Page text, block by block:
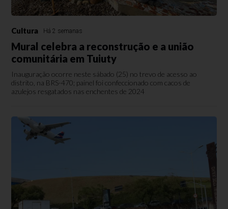
Cultura Há 2 semanas
Mural celebra a reconstrução e a união
comunitária em Tuiuty
Inauguração ocorre neste sábado (25) no trevo de acesso ao
distrito, na BRS-470; painel foi confeccionado com cacos de
azulejos resgatados nas enchentes de 2024